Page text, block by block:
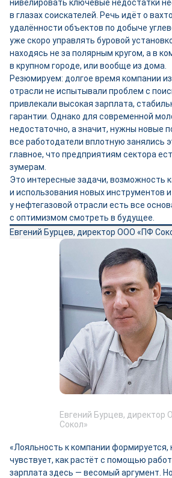
нивелировать ключевые недостатки
в глазах соискателей. Речь идёт о
удалённости объектов по добыче
уже скоро управлять буровой
находясь не за полярным кругом, а в
в крупном городе, или вообще из дома.
Резюмируем: долгое время компании
отрасли не испытывали проблем с
привлекали высокая зарплата,
гарантии. Однако для современной
недостаточно, а значит, нужны новые
все работодатели вплотную занялись
главное, что предприятиям сектора
зумерам.
Это интересные задачи, возможность
и использования новых инструментов
у нефтегазовой отрасли есть все
с оптимизмом смотреть в будущее.
Евгений Бурцев, директор ООО «ПФ
Евгений Бурцев, директор
Сокол»
«Лояльность к компании формируется,
чувствует, как растёт с помощью
зарплата здесь — весомый аргумент.